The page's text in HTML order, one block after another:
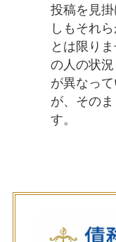
投稿を見
しもそれ
とは限り
の人の状
が異なっ
が、その
す。